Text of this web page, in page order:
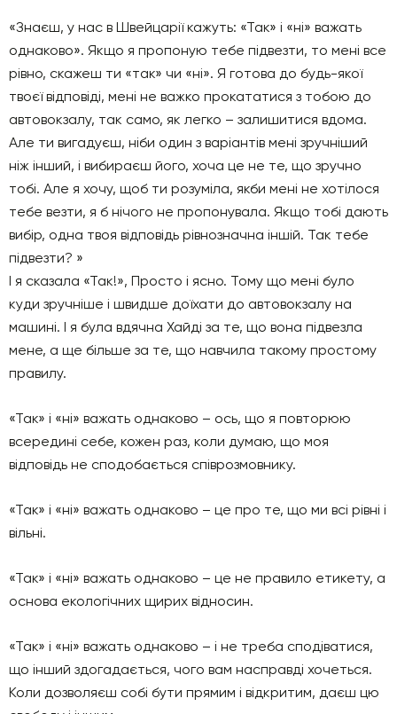
«Знаєш, у нас в Швейцарії кажуть: «Так» і «ні» важать
однаково». Якщо я пропоную тебе підвезти, то мені все
рівно, скажеш ти «так» чи «ні». Я готова до будь-якої
твоєї відповіді, мені не важко прокататися з тобою до
автовокзалу, так само, як легко – залишитися вдома.
Але ти вигадуєш, ніби один з варіантів мені зручніший
ніж інший, і вибираєш його, хоча це не те, що зручно
тобі. Але я хочу, щоб ти розуміла, якби мені не хотілося
тебе везти, я б нічого не пропонувала. Якщо тобі дають
вибір, одна твоя відповідь рівнозначна іншій. Так тебе
підвезти? »
І я сказала «Так!», Просто і ясно. Тому що мені було
куди зручніше і швидше доїхати до автовокзалу на
машині. І я була вдячна Хайді за те, що вона підвезла
мене, а ще більше за те, що навчила такому простому
правилу.
«Так» і «ні» важать однаково – ось, що я повторюю
всередині себе, кожен раз, коли думаю, що моя
відповідь не сподобається співрозмовнику.
«Так» і «ні» важать однаково – це про те, що ми всі рівні і
вільні.
«Так» і «ні» важать однаково – це не правило етикету, а
основа екологічних щирих відносин.
«Так» і «ні» важать однаково – і не треба сподіватися,
що інший здогадається, чого вам насправді хочеться.
Коли дозволяєш собі бути прямим і відкритим, даєш цю